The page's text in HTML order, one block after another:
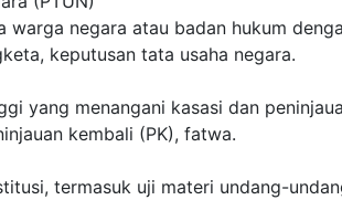
warga negara atau badan hukum
keputusan tata usaha negara.
yang menangani kasasi dan
kembali (PK), fatwa.
termasuk uji materi undang-